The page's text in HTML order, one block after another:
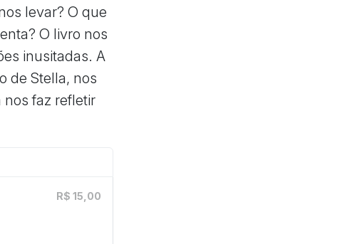
levar? O que
O livro nos
inusitadas. A
de Stella, nos
nos faz refletir
R$ 15,00